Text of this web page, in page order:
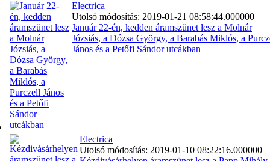
Electrica
Utolsó módosítás: 2019-01-21 08:58:44.000000
Január 22-én, kedden áramszünet lesz a Molnár
Józsiás, a Dózsa György, a Barabás Miklós, a
János és a Petőfi Sándor utcákban
Electrica
Utolsó módosítás: 2019-01-10 08:22:16.000000